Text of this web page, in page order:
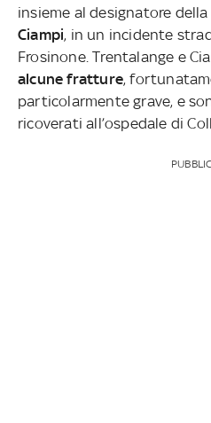
insieme al designatore della
Ciampi, in un incidente
Frosinone. Trentalange e
alcune fratture,
particolarmente grave, e
ricoverati all’ospedale di